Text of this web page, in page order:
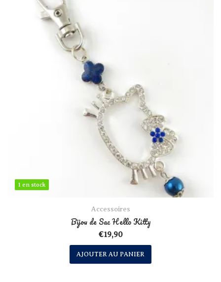
1 en stock
1 en stock
Accessoires
Bijou de Sac Hello Kitty
€19,90
AJOUTER AU PANIER